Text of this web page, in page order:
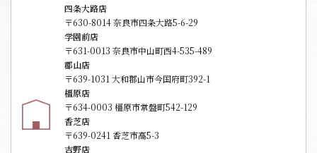
四条大路店
〒630-8014 奈良市四条大路5-6-29
学園前店
〒631-0013 奈良市中山町西4-535-489
郡山店
〒639-1031 大和郡山市今国府町392-1
橿原店
〒634-0003 橿原市常盤町542-129
香芝店
〒639-0241 香芝市高5-3
吉野店